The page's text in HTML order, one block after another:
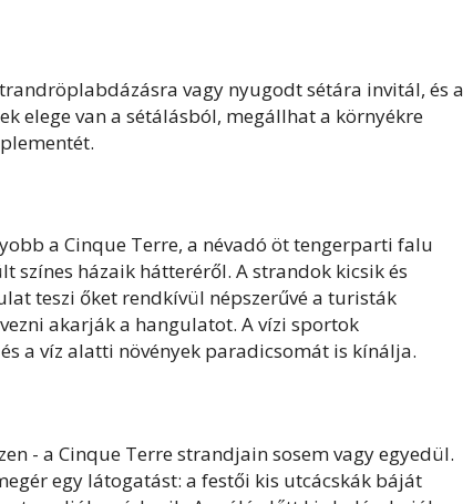
vagy nyugodt sétára invitál, és a
elege van a sétálásból, megállhat a környékre
a Cinque Terre, a névadó öt tengerparti falu
színes házaik hátteréről. A strandok kicsik és
teszi őket rendkívül népszerűvé a turisták
akarják a hangulatot. A vízi sportok
a víz alatti növények paradicsomát is kínálja.
- a Cinque Terre strandjain sosem vagy egyedül.
egy látogatást: a festői kis utcácskák báját